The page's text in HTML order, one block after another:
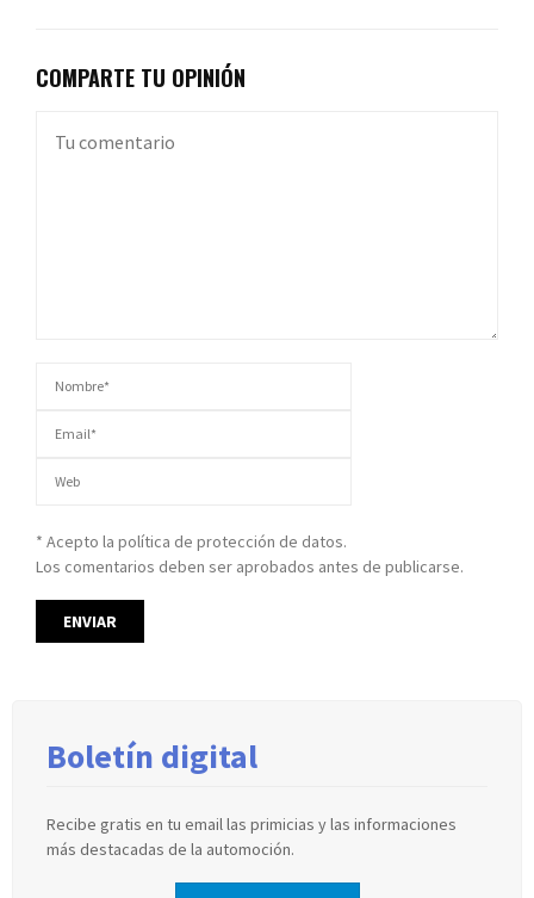
COMPARTE TU OPINIÓN
* Acepto la política de protección de datos.
Los comentarios deben ser aprobados antes de publicarse.
Boletín digital
Recibe gratis en tu email las primicias y las informaciones
más destacadas de la automoción.